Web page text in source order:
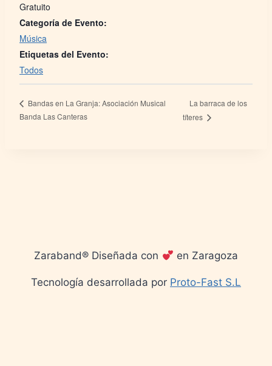
Gratuito
Categoría de Evento:
Música
Etiquetas del Evento:
Todos
Bandas en La Granja: Asociación Musical
Banda Las Canteras
La barraca de los
títeres
Zaraband® Diseñada con en Zaragoza
Tecnología desarrollada por Proto-Fast S.L